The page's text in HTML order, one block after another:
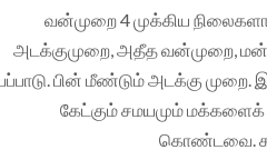
வன்முறை 4 முக்கிய
அடக்குமுறை, அதீத வன்முறை,
பின் மீண்டும் அடக்கு முறை.
கேட்கும் சமயமும் மக்களைக்
கொண்டவை.